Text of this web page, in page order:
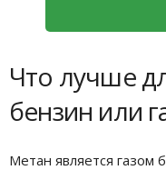
Что лучше
бензин или
Метан является газом